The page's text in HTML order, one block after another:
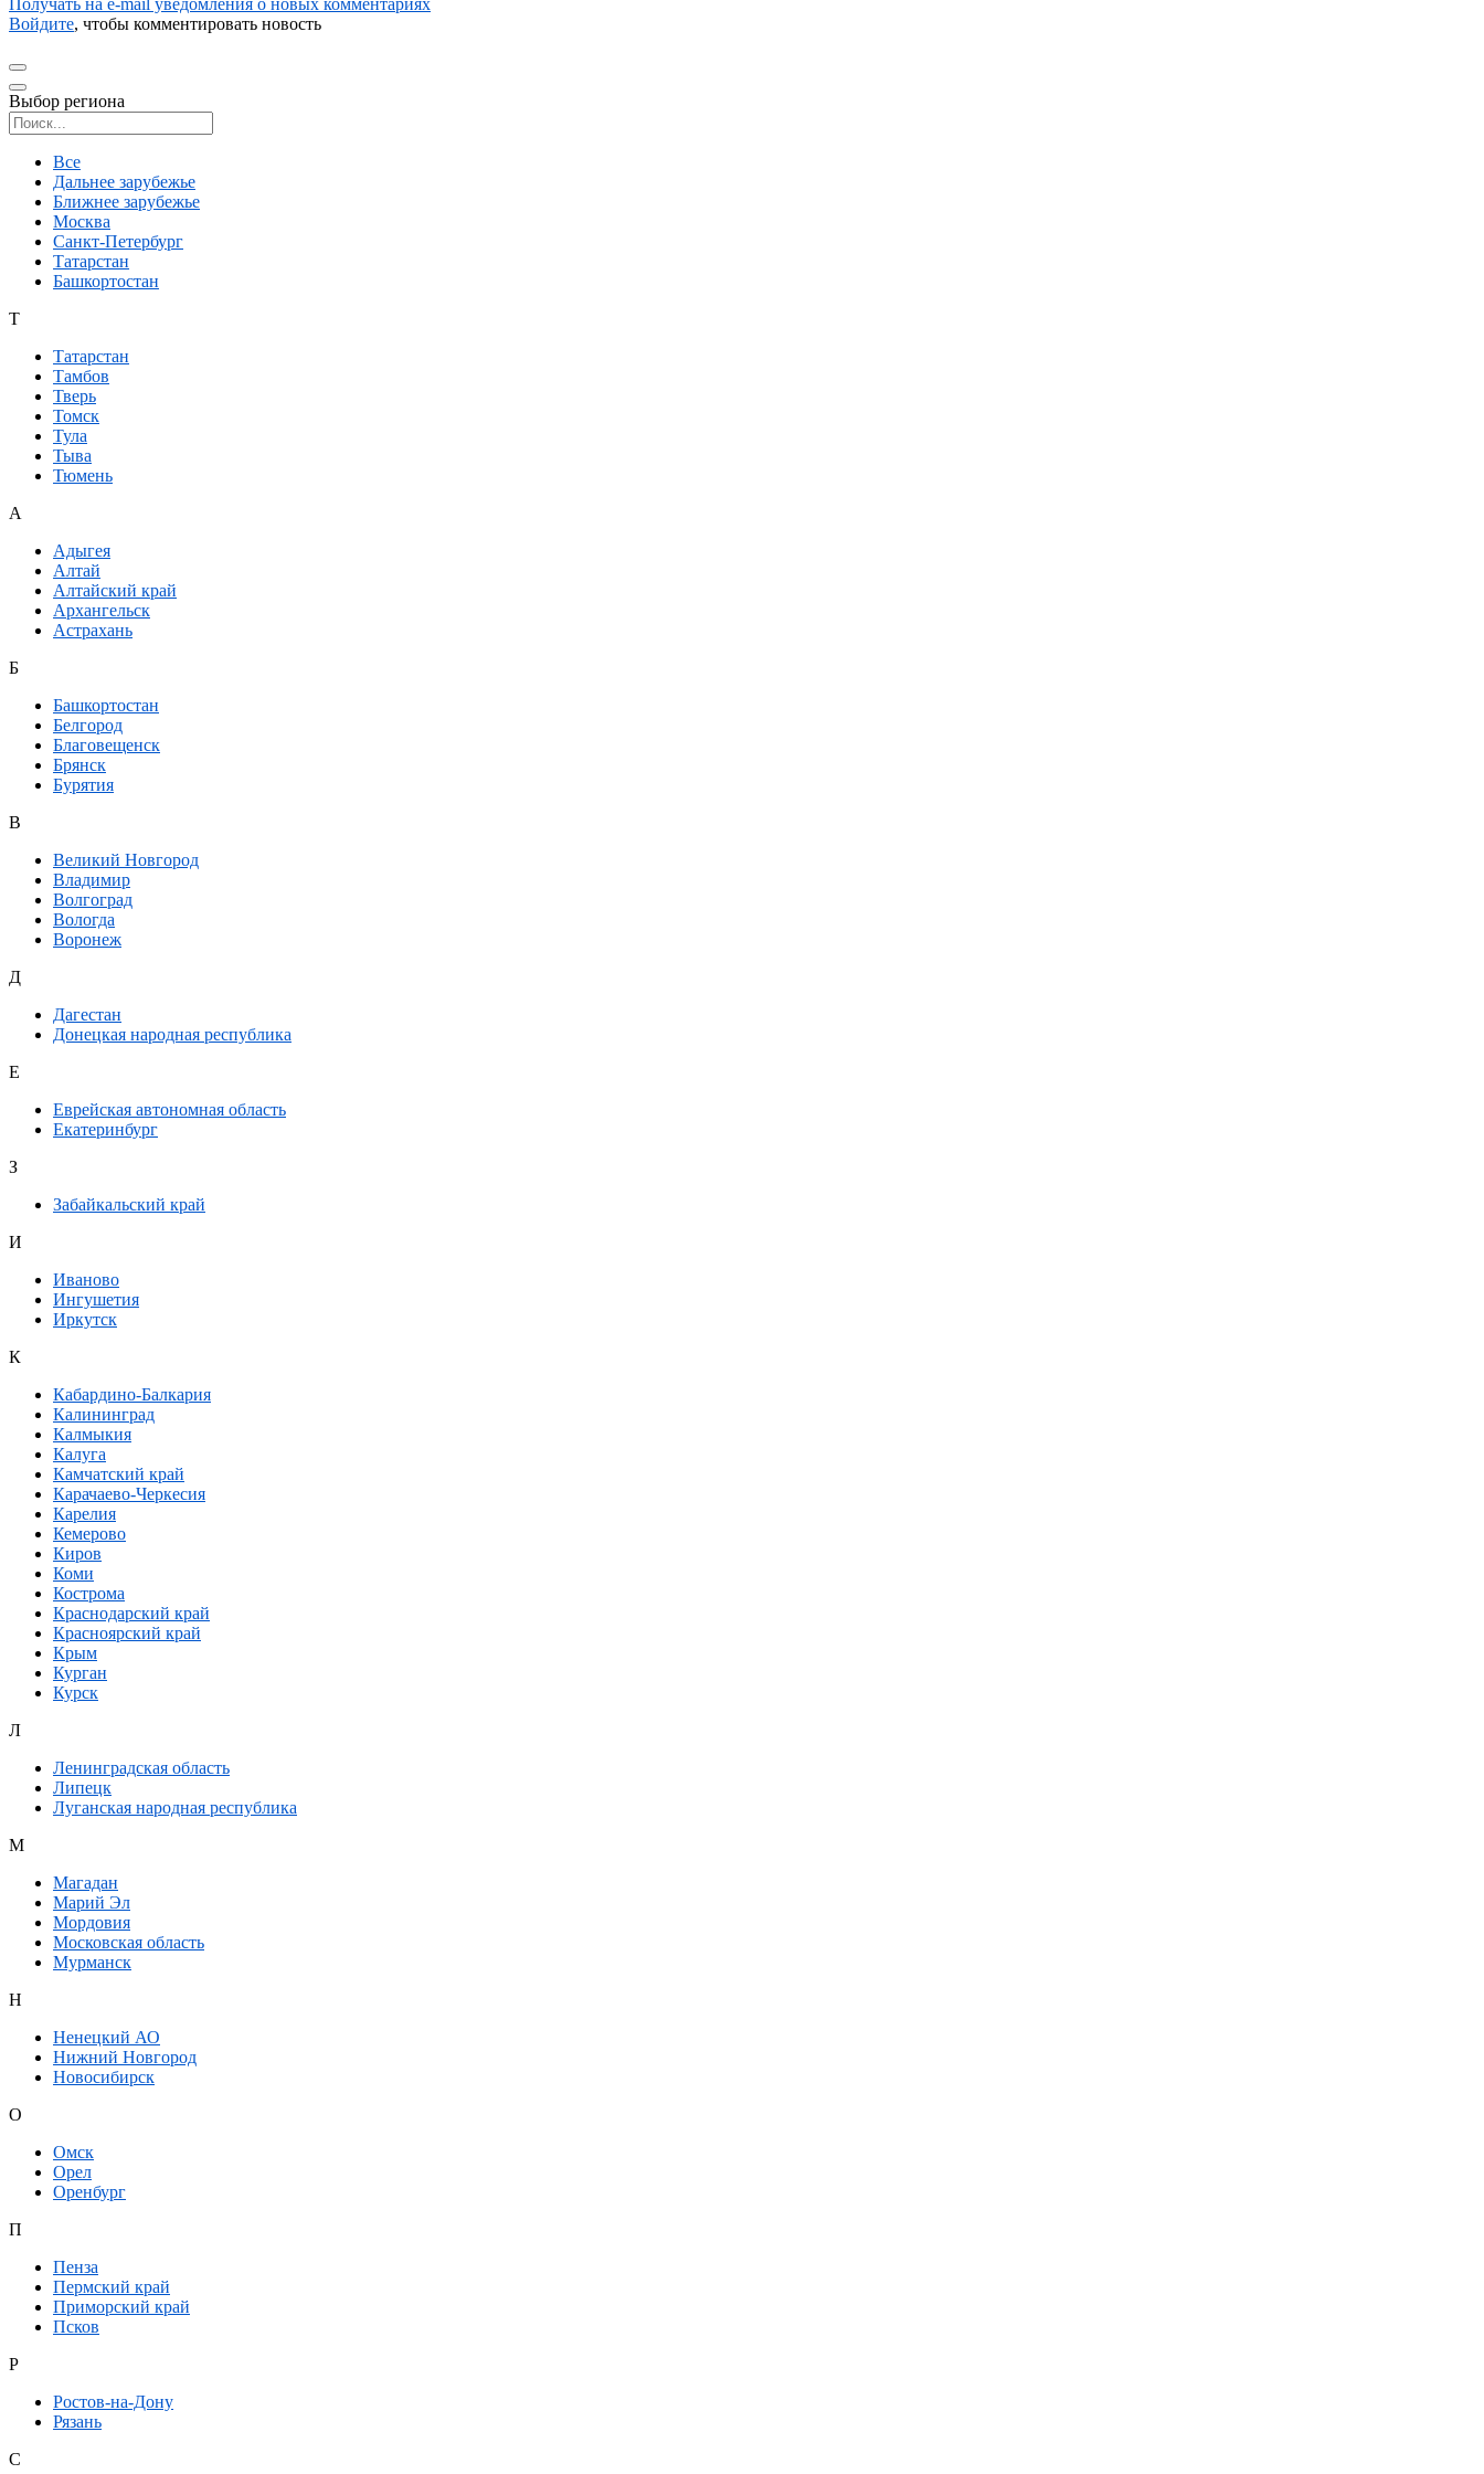
Получать на e‑mail уведомления о новых комментариях
Войдите, чтобы комментировать новость
Выбор региона
Все
Дальнее зарубежье
Ближнее зарубежье
Москва
Санкт-Петербург
Татарстан
Башкортостан
Т
Татарстан
Тамбов
Тверь
Томск
Тула
Тыва
Тюмень
А
Адыгея
Алтай
Алтайский край
Архангельск
Астрахань
Б
Башкортостан
Белгород
Благовещенск
Брянск
Бурятия
В
Великий Новгород
Владимир
Волгоград
Вологда
Воронеж
Д
Дагестан
Донецкая народная республика
Е
Еврейская автономная область
Екатеринбург
З
Забайкальский край
И
Иваново
Ингушетия
Иркутск
К
Кабардино-Балкария
Калининград
Калмыкия
Калуга
Камчатский край
Карачаево-Черкесия
Карелия
Кемерово
Киров
Коми
Кострома
Краснодарский край
Красноярский край
Крым
Курган
Курск
Л
Ленинградская область
Липецк
Луганская народная республика
М
Магадан
Марий Эл
Мордовия
Московская область
Мурманск
Н
Ненецкий АО
Нижний Новгород
Новосибирск
О
Омск
Орел
Оренбург
П
Пенза
Пермский край
Приморский край
Псков
Р
Ростов-на-Дону
Рязань
С